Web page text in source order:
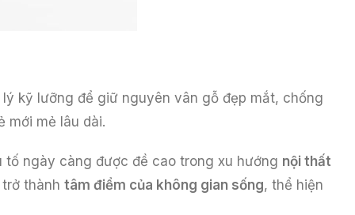
kỹ lưỡng để giữ nguyên vân gỗ đẹp mắt, chống
mới mẻ lâu dài.
ngày càng được đề cao trong xu hướng nội thất
thành tâm điểm của không gian sống, thể hiện